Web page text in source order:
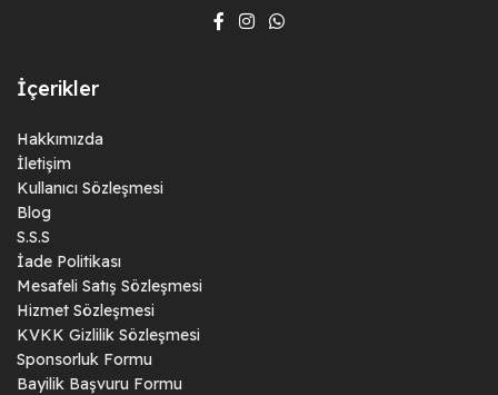
İçerikler
Hakkımızda
İletişim
Kullanıcı Sözleşmesi
Blog
S.S.S
İade Politikası
Mesafeli Satış Sözleşmesi
Hizmet Sözleşmesi
KVKK Gizlilik Sözleşmesi
Sponsorluk Formu
Bayilik Başvuru Formu